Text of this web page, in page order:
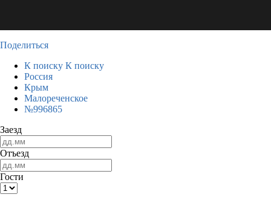
Поделиться
К поиску К поиску
Россия
Крым
Малореченское
№996865
Заезд
Отъезд
Гости